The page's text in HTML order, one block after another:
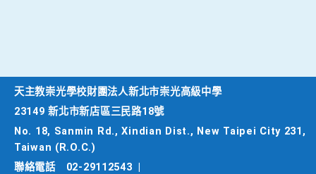
天主教崇光學校財團法人新北市崇光高級中學
23149 新北市新店區三民路18號
No. 18, Sanmin Rd., Xindian Dist., New Taipei City 231,
Taiwan (R.O.C.)
聯絡電話
02-29112543